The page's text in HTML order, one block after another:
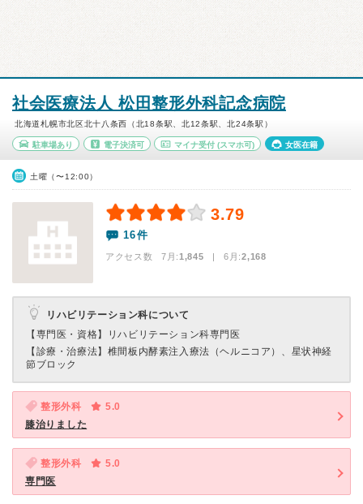
社会医療法人 松田整形外科記念病院
北海道札幌市北区北十八条西（北18条駅、北12条駅、北24条駅）
駐車場あり 電子決済可 マイナ受付 (スマホ可) 女医在籍
土曜（〜12:00）
3.79
16件
アクセス数 7月:1,845 | 6月:2,168
リハビリテーション科について
【専門医・資格】
リハビリテーション科専門医
【診療・治療法】 椎間板内酵素注入療法（ヘルニコア）、星状神経
節ブロック
整形外科
5.0
膝治りました
整形外科
5.0
専門医